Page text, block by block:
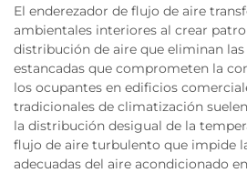
El enderezador de flujo de aire
ambientales interiores al crear
distribución de aire que eliminan las
estancadas que comprometen la
los ocupantes en edificios
tradicionales de climatización
la distribución desigual de la
flujo de aire turbulento que impide
adecuadas del aire acondicionado